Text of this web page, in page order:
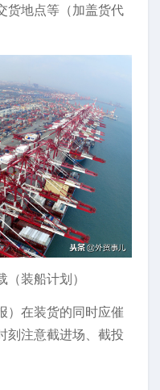
货地点等（加盖货代
装船计划）
）在装货的同时应催
刻注意截进场、截投